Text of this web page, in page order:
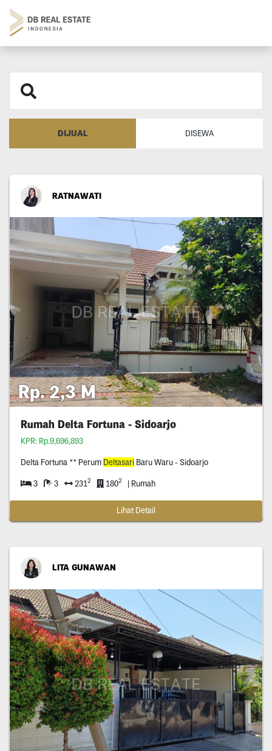
DIJUAL DISEWA
RATNAWATI
Rp. 2,3 M
Rumah Delta Fortuna - Sidoarjo
KPR: Rp.9,696,893
Delta Fortuna ** Perum DeltasariBaru Waru - Sidoarjo
3 3 2312 1802 | Rumah
Lihat Detail
LITA GUNAWAN